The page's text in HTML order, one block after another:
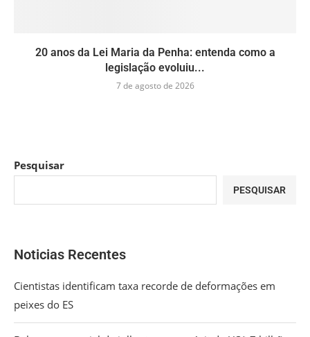
20 anos da Lei Maria da Penha: entenda como a
legislação evoluiu...
7 de agosto de 2026
Pesquisar
PESQUISAR
Noticias Recentes
Cientistas identificam taxa recorde de deformações em
peixes do ES